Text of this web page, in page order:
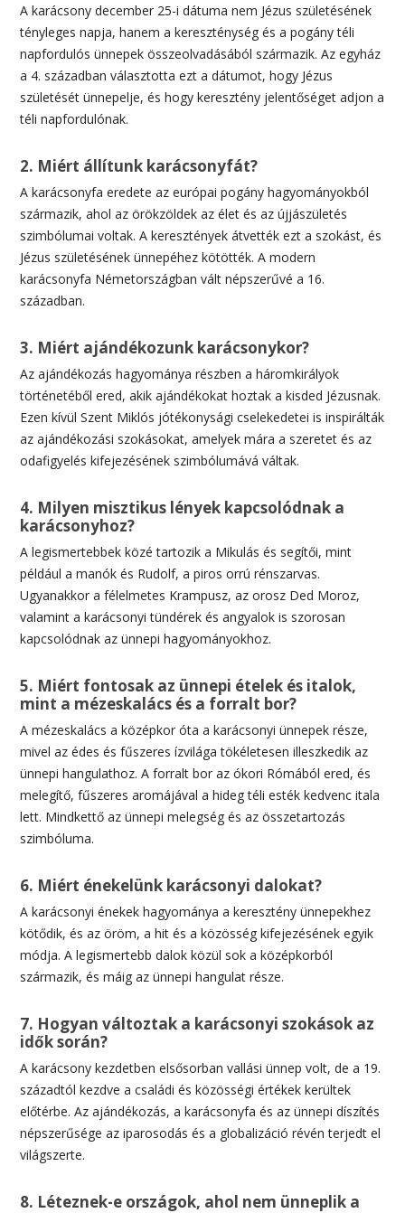
A karácsony december 25-i dátuma nem Jézus születésének
tényleges napja, hanem a kereszténység és a pogány téli
napfordulós ünnepek összeolvadásából származik. Az egyház
a 4. században választotta ezt a dátumot, hogy Jézus
születését ünnepelje, és hogy keresztény jelentőséget adjon a
téli napfordulónak.
2. Miért állítunk karácsonyfát?
A karácsonyfa eredete az európai pogány hagyományokból
származik, ahol az örökzöldek az élet és az újjászületés
szimbólumai voltak. A keresztények átvették ezt a szokást, és
Jézus születésének ünnepéhez kötötték. A modern
karácsonyfa Németországban vált népszerűvé a 16.
században.
3. Miért ajándékozunk karácsonykor?
Az ajándékozás hagyománya részben a háromkirályok
történetéből ered, akik ajándékokat hoztak a kisded Jézusnak.
Ezen kívül Szent Miklós jótékonysági cselekedetei is inspirálták
az ajándékozási szokásokat, amelyek mára a szeretet és az
odafigyelés kifejezésének szimbólumává váltak.
4. Milyen misztikus lények kapcsolódnak a
karácsonyhoz?
A legismertebbek közé tartozik a Mikulás és segítői, mint
például a manók és Rudolf, a piros orrú rénszarvas.
Ugyanakkor a félelmetes Krampusz, az orosz Ded Moroz,
valamint a karácsonyi tündérek és angyalok is szorosan
kapcsolódnak az ünnepi hagyományokhoz.
5. Miért fontosak az ünnepi ételek és italok,
mint a mézeskalács és a forralt bor?
A mézeskalács a középkor óta a karácsonyi ünnepek része,
mivel az édes és fűszeres ízvilága tökéletesen illeszkedik az
ünnepi hangulathoz. A forralt bor az ókori Rómából ered, és
melegítő, fűszeres aromájával a hideg téli esték kedvenc itala
lett. Mindkettő az ünnepi melegség és az összetartozás
szimbóluma.
6. Miért énekelünk karácsonyi dalokat?
A karácsonyi énekek hagyománya a keresztény ünnepekhez
kötődik, és az öröm, a hit és a közösség kifejezésének egyik
módja. A legismertebb dalok közül sok a középkorból
származik, és máig az ünnepi hangulat része.
7. Hogyan változtak a karácsonyi szokások az
idők során?
A karácsony kezdetben elsősorban vallási ünnep volt, de a 19.
századtól kezdve a családi és közösségi értékek kerültek
előtérbe. Az ajándékozás, a karácsonyfa és az ünnepi díszítés
népszerűsége az iparosodás és a globalizáció révén terjedt el
világszerte.
8. Léteznek-e országok, ahol nem ünneplik a